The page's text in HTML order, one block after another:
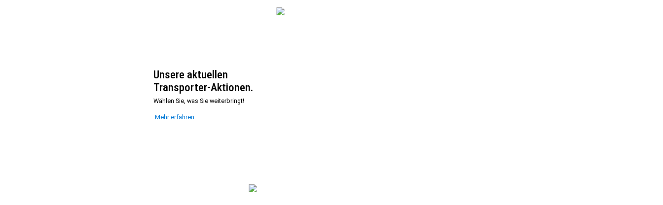
Unsere aktuellen
Transporter-Aktionen.
Wählen Sie, was Sie weiterbringt!
Mehr erfahren